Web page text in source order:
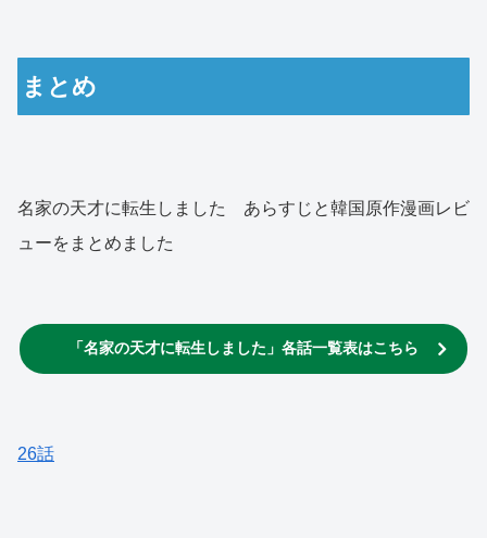
まとめ
名家の天才に転生しました あらすじと韓国原作漫画レビ
ューをまとめました
「名家の天才に転生しました」各話一覧表はこちら
26話